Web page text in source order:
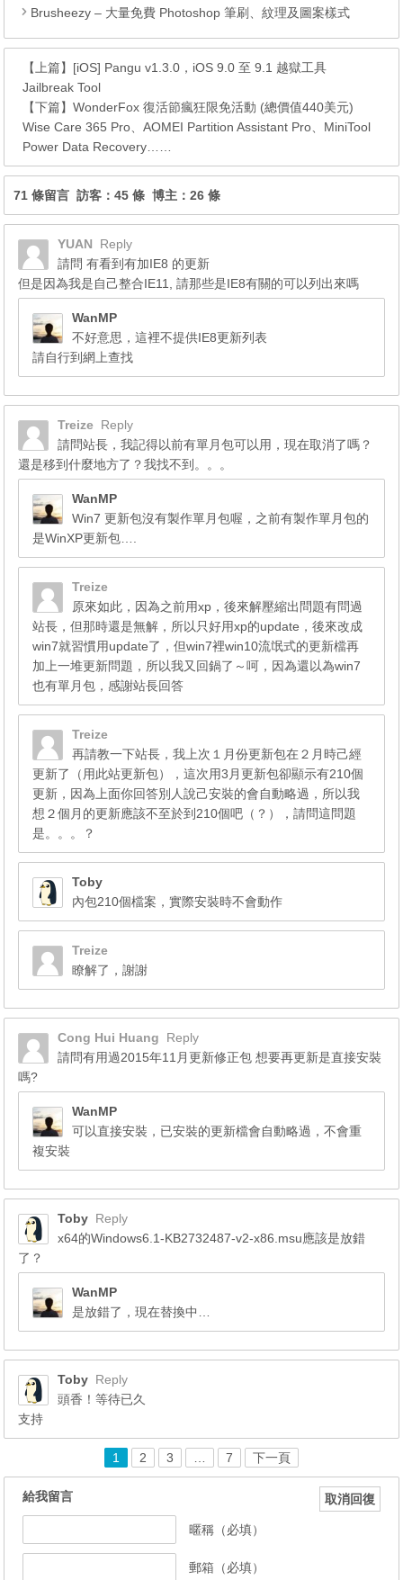
Brusheezy – 大量免費 Photoshop 筆刷、紋理及圖案樣式
【上篇】 [iOS] Pangu v1.3.0，iOS 9.0 至 9.1 越獄工具
Jailbreak Tool
【下篇】WonderFox 復活節瘋狂限免活動 (總價值440美元)
Wise Care 365 Pro、AOMEI Partition Assistant Pro、MiniTool
Power Data Recovery……
71 條留言 訪客：45 條 博主：26 條
YUAN
Reply
請問 有看到有加IE8 的更新
但是因為我是自己整合IE11, 請那些是IE8有關的可以列出來嗎
WanMP
不好意思，這裡不提供IE8更新列表
請自行到網上查找
Treize Reply
請問站長，我記得以前有單月包可以用，現在取消了嗎？
還是移到什麼地方了？我找不到。。。
WanMP
Win7 更新包沒有製作單月包喔，之前有製作單月包的
是WinXP更新包….
Treize
原來如此，因為之前用xp，後來解壓縮出問題有問過
站長，但那時還是無解，所以只好用xp的update，後來改成
win7就習慣用update了，但win7裡win10流氓式的更新檔再
加上一堆更新問題，所以我又回鍋了～呵，因為還以為win7
也有單月包，感謝站長回答
Treize
再請教一下站長，我上次１月份更新包在２月時己經
更新了（用此站更新包），這次用3月更新包卻顯示有210個
更新，因為上面你回答別人說己安裝的會自動略過，所以我
想２個月的更新應該不至於到210個吧（？），請問這問題
是。。。？
Toby
內包210個檔案，實際安裝時不會動作
Treize
瞭解了，謝謝
Cong Hui Huang
Reply
請問有用過2015年11月更新修正包 想要再更新是直接安裝
嗎?
WanMP
可以直接安裝，已安裝的更新檔會自動略過，不會重
複安裝
Toby Reply
x64的Windows6.1-KB2732487-v2-x86.msu應該是放錯
了？
WanMP
是放錯了，現在替換中…
Toby Reply
頭香！等待已久
支持
1 2 3 7 下一頁
給我留言 取消回復
暱稱（必填）
郵箱（必填）